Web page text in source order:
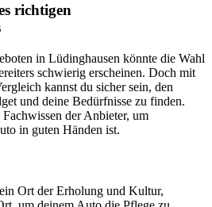
richtigen
in Lüdinghausen könnte die Wahl
schwierig erscheinen. Doch mit
kannst du sicher sein, den
und deine Bedürfnisse zu finden.
der Anbieter, um
in guten Händen ist.
Ort der Erholung und Kultur,